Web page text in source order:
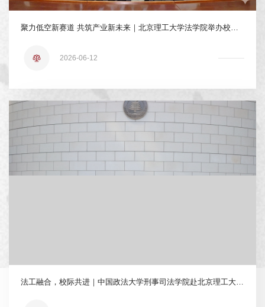
2026-06-12
法工融合，校际共进｜中国政法大学刑事司法学院赴北京理工大学法学院参访交流